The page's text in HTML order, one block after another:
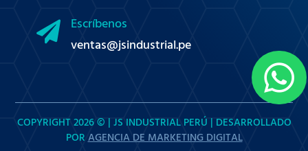
 Escríbenos
ventas@jsindustrial.pe

COPYRIGHT 2026 © | JS INDUSTRIAL PERÚ | DESARROLLADO
PORAGENCIA DE MARKETING DIGITAL